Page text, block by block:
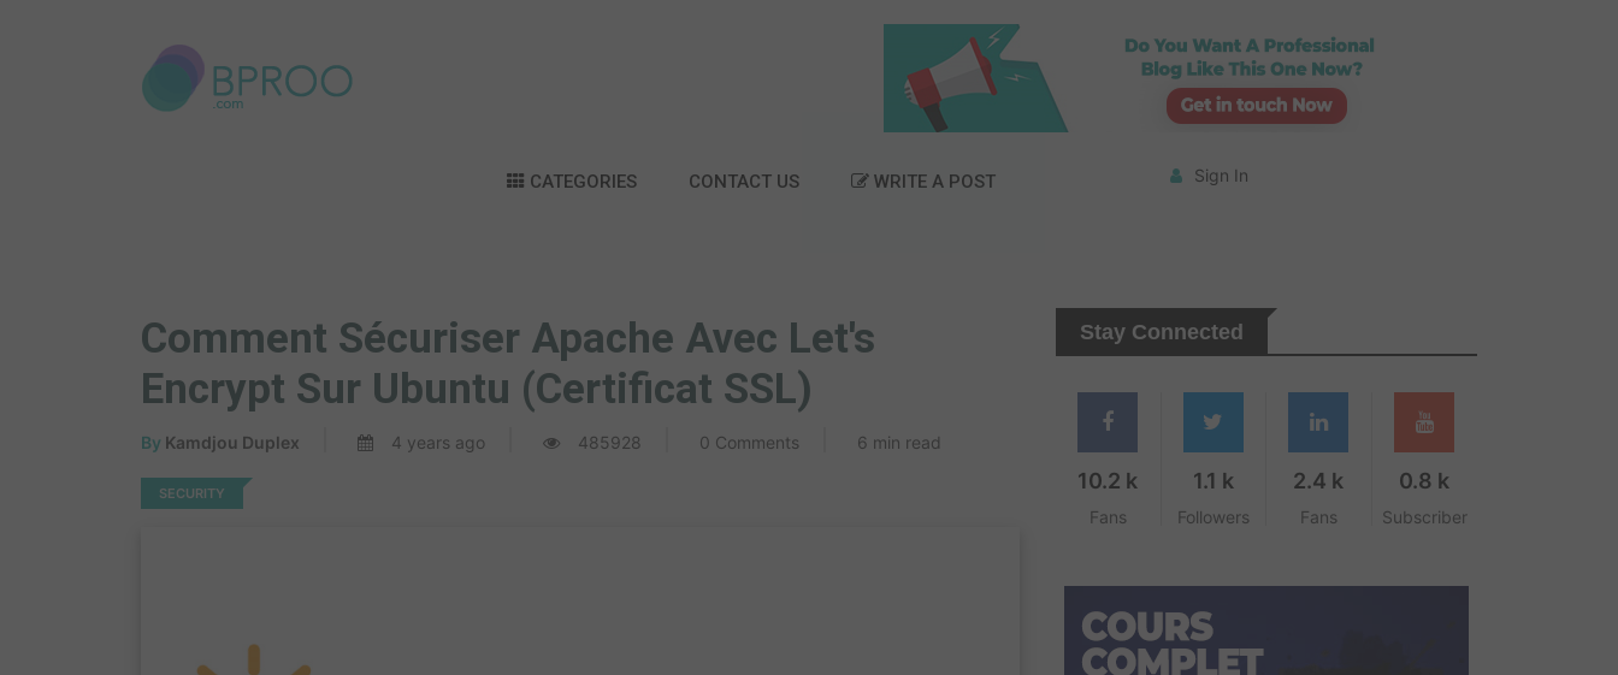
CATEGORIES CONTACT US WRITE A POST Sign In
Comment Sécuriser Apache Avec Let's
Encrypt Sur Ubuntu (Certificat SSL)
By Kamdjou Duplex 4 years ago 485928 0 Comments 6 min read
SECURITY
Stay Connected
10.2 k
Fans
1.1 k
Followers
2.4 k
Fans
0.8 k
Subscriber